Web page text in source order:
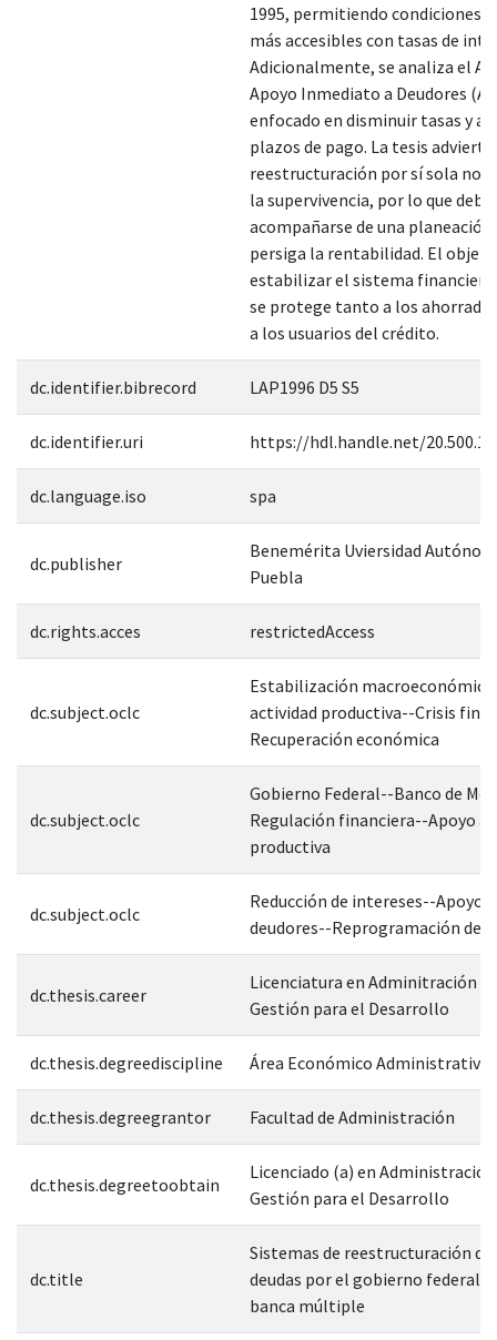
1995, permitiendo condiciones
más accesibles con tasas de
Adicionalmente, se analiza el
Apoyo Inmediato a Deudores
enfocado en disminuir tasas y
plazos de pago. La tesis advierte
reestructuración por sí sola no
la supervivencia, por lo que debe
acompañarse de una planeación
persiga la rentabilidad. El
estabilizar el sistema
se protege tanto a los
a los usuarios del crédito.
dc.identifier.bibrecord LAP1996 D5 S5
dc.identifier.uri https://hdl.handle.net/
dc.language.iso spa
dc.publisher
Benemérita Uviersidad
Puebla
dc.rights.acces restrictedAccess
dc.subject.oclc
Estabilización
actividad productiva--Crisis
Recuperación económica
dc.subject.oclc
Gobierno Federal--Banco de
Regulación financiera--Apoyo a
productiva
dc.subject.oclc
Reducción de intereses--Apoyo a
deudores--Reprogramación de
dc.thesis.career
Licenciatura en Adminitración
Gestión para el Desarrollo
dc.thesis.degreediscipline Área Económico Administrativa
dc.thesis.degreegrantor Facultad de Administración
dc.thesis.degreetoobtain
Licenciado (a) en
Gestión para el Desarrollo
dc.title
Sistemas de reestructuración de
deudas por el gobierno federal y
banca múltiple